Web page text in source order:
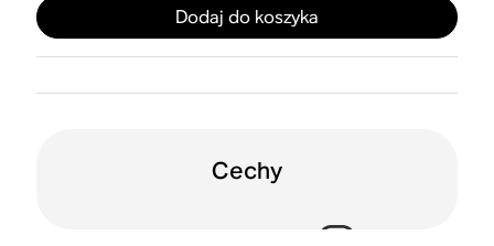
Dodaj do koszyka
Cechy